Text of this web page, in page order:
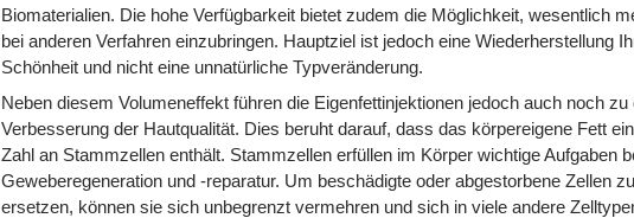
Biomaterialien. Die hohe Verfügbarkeit bietet zudem die Möglichkeit, wesentlich
bei anderen Verfahren einzubringen. Hauptziel ist jedoch eine Wiederherstellung
Schönheit und nicht eine unnatürliche Typveränderung.
Neben diesem Volumeneffekt führen die Eigenfettinjektionen jedoch auch noch zu
Verbesserung der Hautqualität. Dies beruht darauf, dass das körpereigene Fett
Zahl an Stammzellen enthält. Stammzellen erfüllen im Körper wichtige Aufgaben
Geweberegeneration und -reparatur. Um beschädigte oder abgestorbene Zellen zu
ersetzen, können sie sich unbegrenzt vermehren und sich in viele andere